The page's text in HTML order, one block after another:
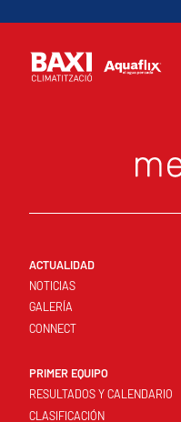
ACTUALIDAD
NOTICIAS
GALERÍA
CONNECT
PRIMER EQUIPO
RESULTADOS Y CALENDARIO
CLASIFICACIÓN